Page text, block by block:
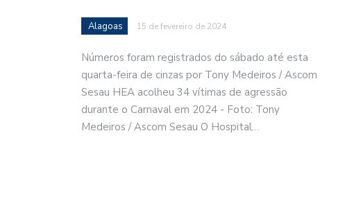
Alagoas 15 de fevereiro de 2024
Números foram registrados do sábado até esta
quarta-feira de cinzas por Tony Medeiros / Ascom
Sesau HEA acolheu 34 vítimas de agressão
durante o Carnaval em 2024 - Foto: Tony
Medeiros / Ascom Sesau O Hospital…